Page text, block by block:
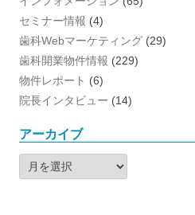
セミナー情報 (4)
歯科Webマーケティング (29)
歯科開業物件情報 (229)
物件レポート (6)
院長インタビュー (14)
アーカイブ
ア
ー
カ